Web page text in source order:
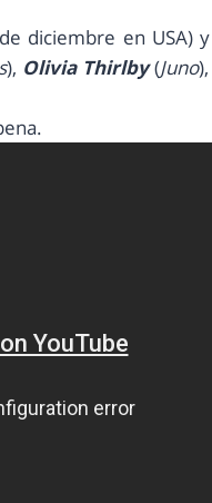
diciembre en USA)
), Olivia Thirlby(Juno